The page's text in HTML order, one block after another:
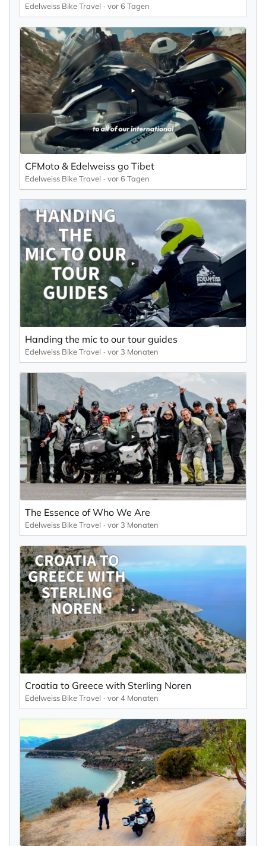
Edelweiss Bike Travel vor 6 Tagen
CFMoto & Edelweiss go Tibet
Edelweiss Bike Travel vor 6 Tagen
Handing the mic to our tour guides
Edelweiss Bike Travel vor 3 Monaten
The Essence of Who We Are
Edelweiss Bike Travel vor 3 Monaten
Croatia to Greece with Sterling Noren
Edelweiss Bike Travel vor 4 Monaten
NEWSLETTER ABONNIEREN ×
Vorname
Nachname
Ihre E-Mail-Adresse
Ich willige in den Empfang des Newsletters ein,
den ich jederzeit mit dem Link im Newsletter